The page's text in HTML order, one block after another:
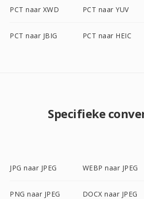
PCT naar XWD PCT naar YUV
PCT naar JBIG PCT naar HEIC
Specifieke
JPG naar JPEG WEBP naar JPEG
PNG naar JPEG DOCX naar JPEG